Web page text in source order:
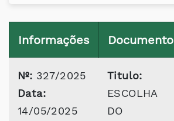
Informações Documento
Nº: 327/2025
Data:
14/05/2025
Titulo:
ESCOLHA
DO